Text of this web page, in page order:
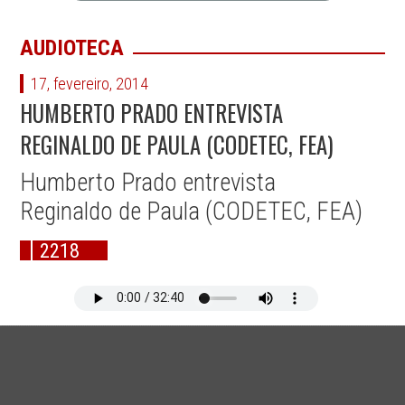
AUDIOTECA
17, fevereiro, 2014
HUMBERTO PRADO ENTREVISTA
REGINALDO DE PAULA (CODETEC, FEA)
Humberto Prado entrevista
Reginaldo de Paula (CODETEC, FEA)
2218